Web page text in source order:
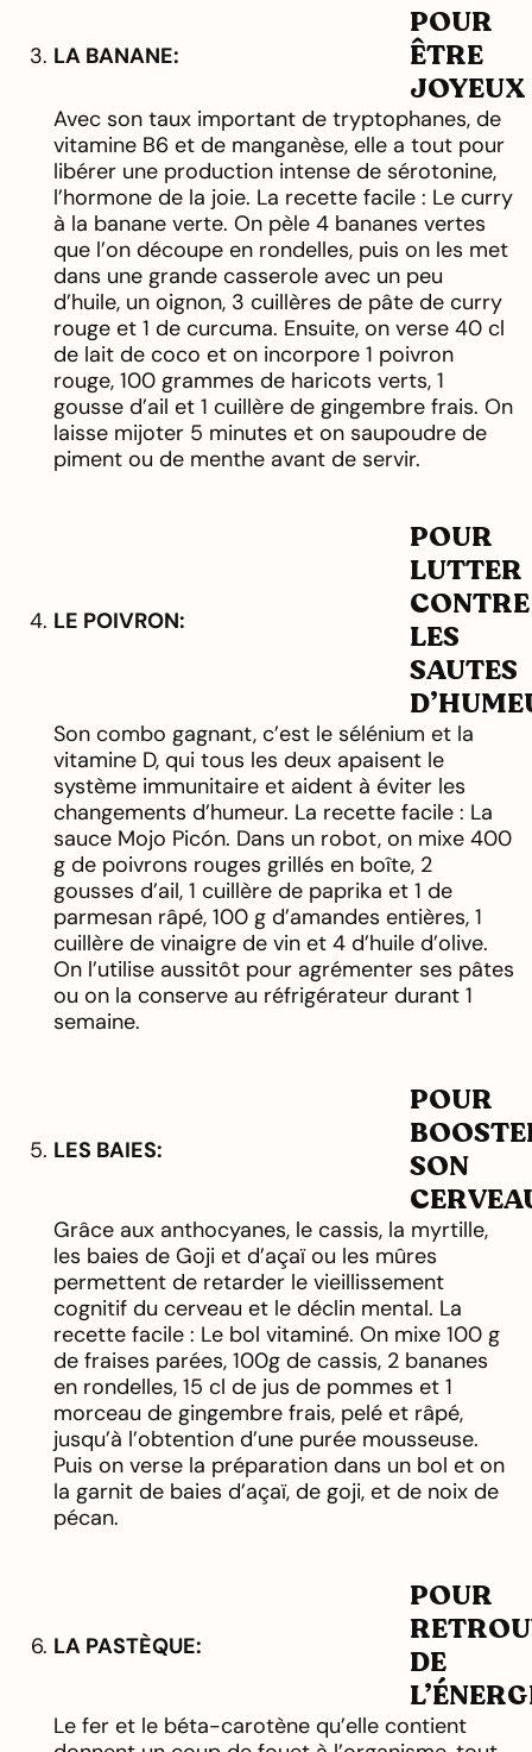
LA BANANE:
POUR
ÊTRE
JOYEUX
Avec son taux important de tryptophanes, de
vitamine B6 et de manganèse, elle a tout pour
libérer une production intense de sérotonine,
l’hormone de la joie. La recette facile : Le curry
à la banane verte. On pèle 4 bananes vertes
que l’on découpe en rondelles, puis on les met
dans une grande casserole avec un peu
d’huile, un oignon, 3 cuillères de pâte de curry
rouge et 1 de curcuma. Ensuite, on verse 40 cl
de lait de coco et on incorpore 1 poivron
rouge, 100 grammes de haricots verts, 1
gousse d’ail et 1 cuillère de gingembre frais. On
laisse mijoter 5 minutes et on saupoudre de
piment ou de menthe avant de servir.
LE POIVRON:
POUR
LUTTER
CONTRE
LES
SAUTES
Son combo gagnant, c’est le sélénium et la
vitamine D, qui tous les deux apaisent le
système immunitaire et aident à éviter les
changements d’humeur. La recette facile : La
sauce Mojo Picón. Dans un robot, on mixe 400
g de poivrons rouges grillés en boîte, 2
gousses d’ail, 1 cuillère de paprika et 1 de
parmesan râpé, 100 g d’amandes entières, 1
cuillère de vinaigre de vin et 4 d’huile d’olive.
On l’utilise aussitôt pour agrémenter ses pâtes
ou on la conserve au réfrigérateur durant 1
semaine.
LES BAIES:
POUR
SON
Grâce aux anthocyanes, le cassis, la myrtille,
les baies de Goji et d’açaï ou les mûres
permettent de retarder le vieillissement
cognitif du cerveau et le déclin mental. La
recette facile : Le bol vitaminé. On mixe 100 g
de fraises parées, 100g de cassis, 2 bananes
en rondelles, 15 cl de jus de pommes et 1
morceau de gingembre frais, pelé et râpé,
jusqu’à l’obtention d’une purée mousseuse.
Puis on verse la préparation dans un bol et on
la garnit de baies d’açaï, de goji, et de noix de
pécan.
LA PASTÈQUE:
POUR
DE
Le fer et le béta-carotène qu’elle contient